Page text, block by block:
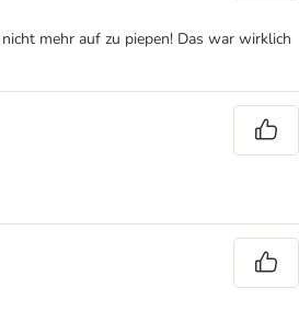
mehr auf zu piepen! Das war wirklich